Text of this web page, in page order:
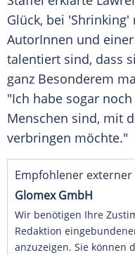
Glück, bei 'Shrinking'
AutorInnen und
talentiert sind, dass
ganz Besonderem
"Ich habe sogar
Menschen sind, mit
verbringen möchte."
Empfohlener externer
Glomex GmbH
Wir benötigen Ihre
Redaktion
anzuzeigen. Sie können